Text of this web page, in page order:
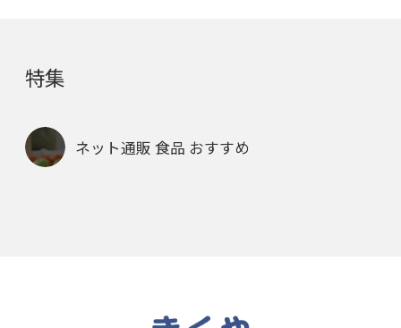
特集
ネット通販 食品 おすすめ